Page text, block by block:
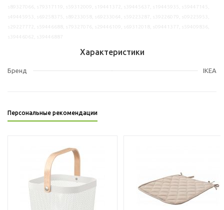
Характеристики
Бренд IKEA
Персональные рекомендации